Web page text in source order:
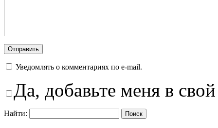
Уведомлять о комментариях по e-mail.
Да, добавьте меня в
Найти: